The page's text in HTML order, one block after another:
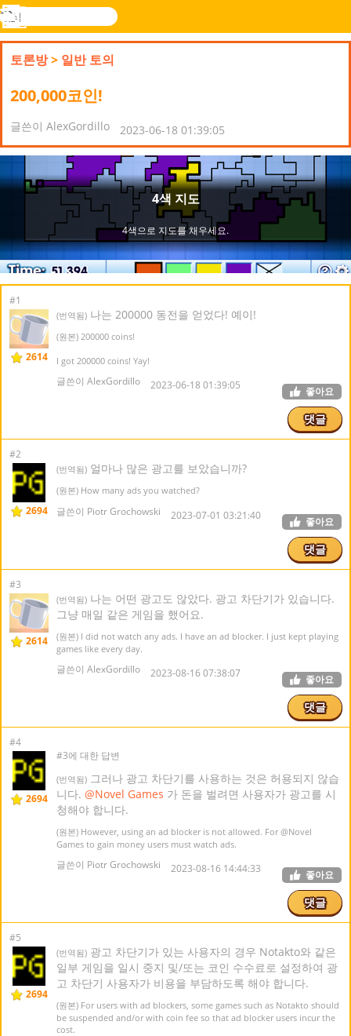
Novel
검
색
로그
메
뉴
토론방> 일반 토의
200,000코인!
글쓴이 AlexGordillo 2023-06-18 01:39:05
#1
2614
(번역됨) 나는 200000 동전을 얻었다! 예이!
(원본) 200000 coins!
I got 200000 coins! Yay!
글쓴이 AlexGordillo 2023-06-18 01:39:05 좋아요
댓글
#2
2694
(번역됨) 얼마나 많은 광고를 보았습니까?
(원본) How many ads you watched?
글쓴이 Piotr Grochowski 2023-07-01 03:21:40 좋아요
댓글
#3
2614
(번역됨) 나는 어떤 광고도 않았다. 광고 차단기가 있습니다.
그냥 매일 같은 게임을 했어요.
(원본) I did not watch any ads. I have an ad blocker. I just kept playing
games like every day.
글쓴이 AlexGordillo 2023-08-16 07:38:07 좋아요
댓글
#4
2694
#3에 대한 답변
(번역됨) 그러나 광고 차단기를 사용하는 것은 허용되지 않습
니다. @Novel Games 가 돈을 벌려면 사용자가 광고를 시
청해야 합니다.
(원본) However, using an ad blocker is not allowed. For @Novel
Games to gain money users must watch ads.
글쓴이 Piotr Grochowski 2023-08-16 14:44:33 좋아요
댓글
#5
2694
(번역됨) 광고 차단기가 있는 사용자의 경우 Notakto와 같은
일부 게임을 일시 중지 및/또는 코인 수수료로 설정하여 광
고 차단기 사용자가 비용을 부담하도록 해야 합니다.
(원본) For users with ad blockers, some games such as Notakto should
be suspended and/or with coin fee so that ad blocker users incur the
cost.